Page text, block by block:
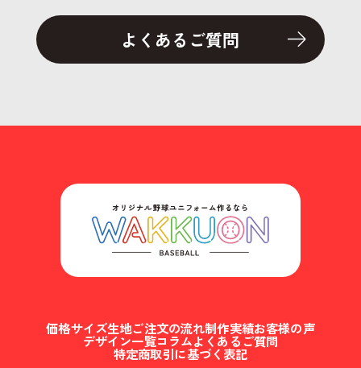
よくあるご質問
価格サイズ生地ご注文の流れ制作実績お客様の声
デザイン一覧コラムよくあるご質問
特定商取引に基づく表記